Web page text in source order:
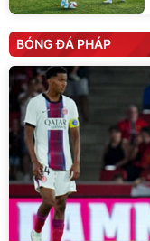
BÓNG ĐÁ PHÁP